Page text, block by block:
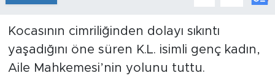
Kocasının cimriliğinden dolayı sıkıntı
yaşadığını öne süren K.L. isimli genç kadın,
Aile Mahkemesi’nin yolunu tuttu.